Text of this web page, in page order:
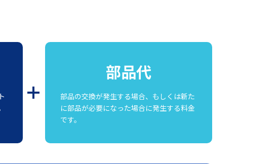
部品代
部品の交換が発生する場合、もしくは新た
に部品が必要になった場合に発生する料金
です。